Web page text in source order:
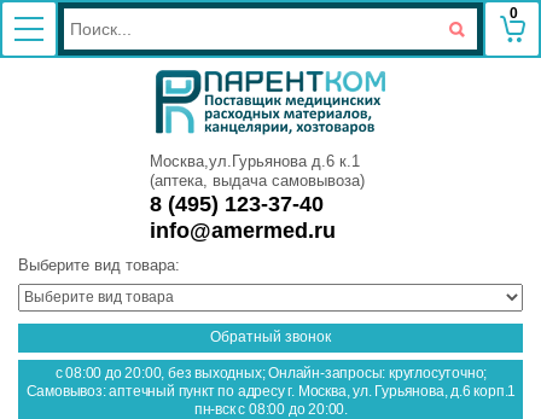
0
Москва,ул.Гурьянова д.6 к.1
(аптека, выдача самовывоза)
8 (495) 123-37-40
info@amermed.ru
Выберите вид товара:
Обратный звонок
с 08:00 до 20:00, без выходных; Онлайн-запросы: круглосуточно;
Самовывоз: аптечный пункт по адресу г. Москва, ул. Гурьянова, д.6 корп.1
пн-вск с 08:00 до 20:00.